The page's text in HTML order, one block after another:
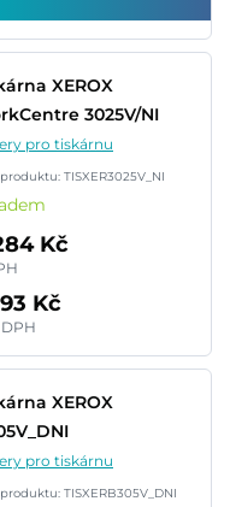
XEROX
3025V/NI
pro tiskárnu
TISXER3025V_NI
Kč
Kč
XEROX
pro tiskárnu
TISXERB305V_DNI